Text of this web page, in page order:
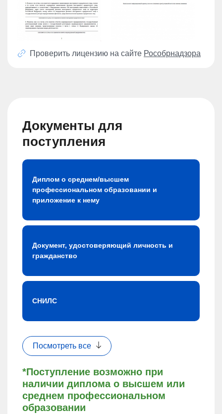
Проверить лицензию на сайте Рособрнадзора
Документы для
поступления
*Поступление возможно при
наличии диплома о высшем или
среднем профессиональном
образовании
Диплом о среднем/высшем
профессиональном образовании и
приложение к нему
Документ, удостоверяющий личность и
гражданство
СНИЛС
Посмотреть все